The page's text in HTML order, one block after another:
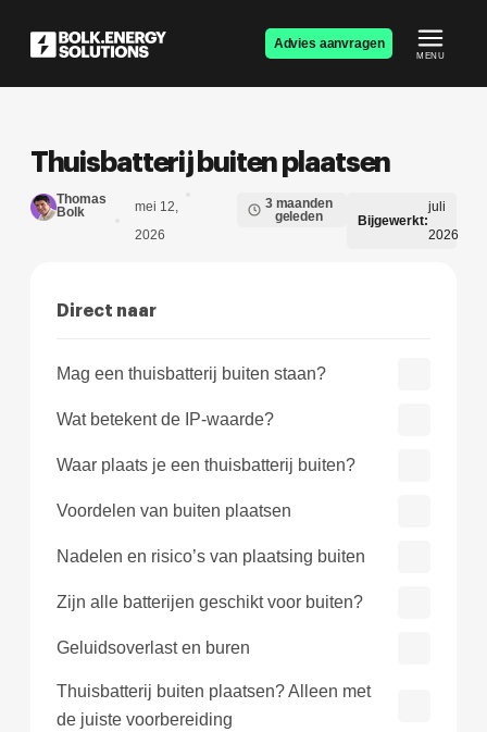
Advies aanvragen
MENU
Thuisbatterij buiten plaatsen
Thomas
Bolk
mei 12,
2026
3 maanden
geleden
Bijgewerkt:
juli
2026
Direct naar
Mag een thuisbatterij buiten staan?
Wat betekent de IP-waarde?
Waar plaats je een thuisbatterij buiten?
Voordelen van buiten plaatsen
Nadelen en risico’s van plaatsing buiten
Zijn alle batterijen geschikt voor buiten?
Geluidsoverlast en buren
Thuisbatterij buiten plaatsen? Alleen met
de juiste voorbereiding